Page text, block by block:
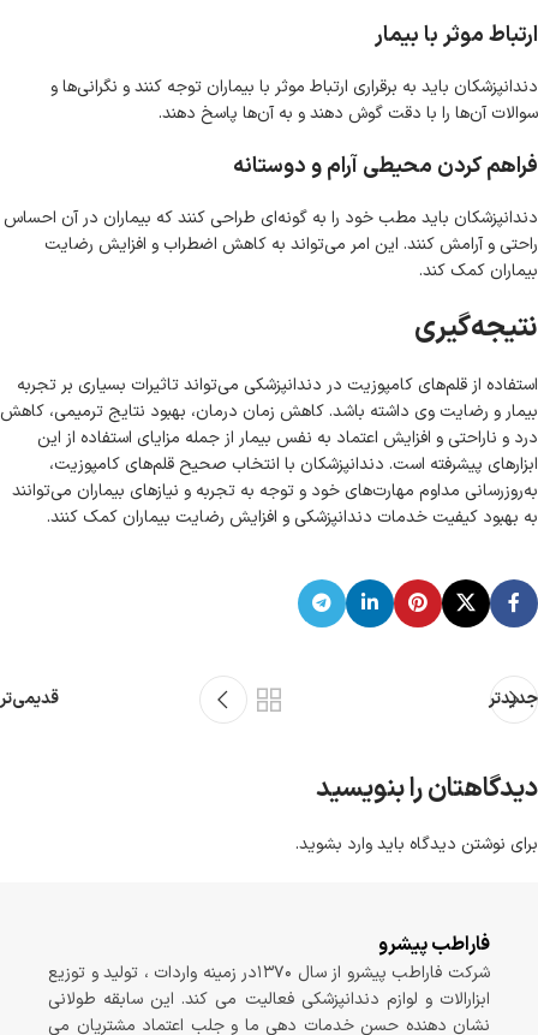
ارتباط موثر با بیمار
دندانپزشکان باید به برقراری ارتباط موثر با بیماران توجه کنند و نگرانی‌ها و
سوالات آن‌ها را با دقت گوش دهند و به آن‌ها پاسخ دهند.
فراهم کردن محیطی آرام و دوستانه
دندانپزشکان باید مطب خود را به گونه‌ای طراحی کنند که بیماران در آن احساس
راحتی و آرامش کنند. این امر می‌تواند به کاهش اضطراب و افزایش رضایت
بیماران کمک کند.
نتیجه‌گیری
استفاده از قلم‌های کامپوزیت در دندانپزشکی می‌تواند تاثیرات بسیاری بر تجربه
بیمار و رضایت وی داشته باشد. کاهش زمان درمان، بهبود نتایج ترمیمی، کاهش
درد و ناراحتی و افزایش اعتماد به نفس بیمار از جمله مزایای استفاده از این
ابزارهای پیشرفته است. دندانپزشکان با انتخاب صحیح قلم‌های کامپوزیت،
به‌روزرسانی مداوم مهارت‌های خود و توجه به تجربه و نیازهای بیماران می‌توانند
به بهبود کیفیت خدمات دندانپزشکی و افزایش رضایت بیماران کمک کنند.
جدیدتر قدیمی‌تر
دیدگاهتان را بنویسید
برای نوشتن دیدگاه بایدوارد بشوید.
فاراطب پیشرو
شرکت فاراطب پیشرو از سال ۱۳۷۰در زمینه واردات ، تولید و توزیع
ابزارالات و لوازم دندانپزشکی فعالیت می کند. این سابقه طولانی
نشان دهنده حسن خدمات دهی ما و جلب اعتماد مشتریان می